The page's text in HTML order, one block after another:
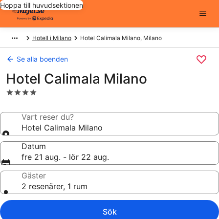
Hoppa till huvudsektionen
Hotell i Milano Hotel Calimala Milano, Milano
Se alla boenden
Hotel Calimala Milano
4.0-
boendeVart reser du?
Hotel Calimala Milano
Datum
fre 21 aug. - lör 22 aug.
Gäster
2 resenärer, 1 rum
Sök